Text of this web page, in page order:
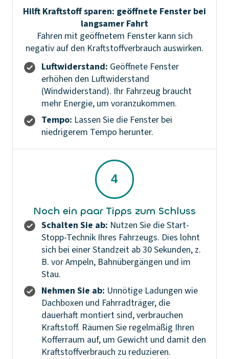
Hilft Kraftstoff sparen: geöffnete Fenster bei
langsamer Fahrt
Fahren mit geöffnetem Fenster kann sich
negativ auf den Kraftstoffverbrauch auswirken.
Luftwiderstand: Geöffnete Fenster
erhöhen den Luftwiderstand
(Windwiderstand). Ihr Fahrzeug braucht
mehr Energie, um voranzukommen.
Tempo: Lassen Sie die Fenster bei
niedrigerem Tempo herunter.
Noch ein paar Tipps zum Schluss
Schalten Sie ab: Nutzen Sie die Start-
Stopp-Technik Ihres Fahrzeugs. Dies lohnt
sich bei einer Standzeit ab 30 Sekunden, z.
B. vor Ampeln, Bahnübergängen und im
Stau.
Nehmen Sie ab: Unnötige Ladungen wie
Dachboxen und Fahrradträger, die
dauerhaft montiert sind, verbrauchen
Kraftstoff. Räumen Sie regelmäßig Ihren
Kofferraum auf, um Gewicht und damit den
Kraftstoffverbrauch zu reduzieren.